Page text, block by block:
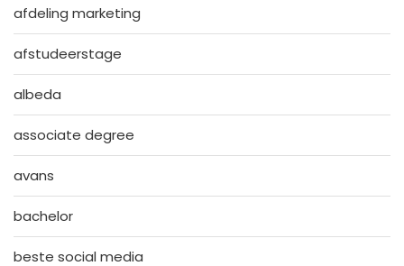
afdeling marketing
afstudeerstage
albeda
associate degree
avans
bachelor
beste social media